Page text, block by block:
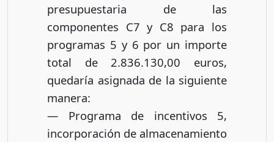
presupuestaria de las
componentes C7 y C8 para los
programas 5 y 6 por un importe
total de 2.836.130,00 euros,
quedaría asignada de la siguiente
manera:
— Programa de incentivos 5,
incorporación de almacenamiento